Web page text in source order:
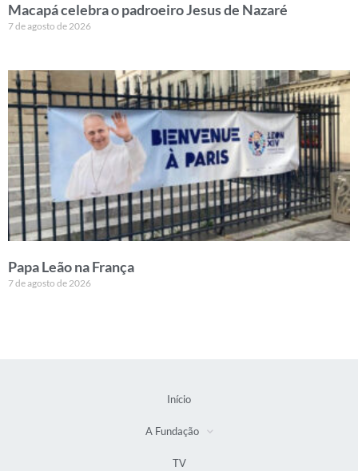
Macapá celebra o padroeiro Jesus de Nazaré
7 de agosto de 2026
Papa Leão na França
7 de agosto de 2026
Início
A Fundação
TV